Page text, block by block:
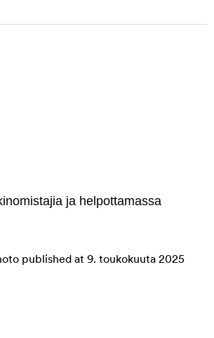
ja helpottamassa